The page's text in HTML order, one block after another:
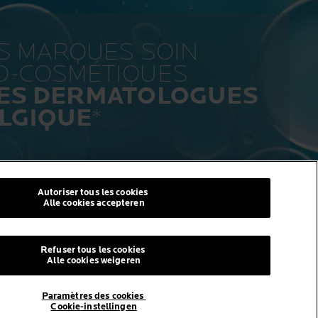
MARQUES SOIN
COSMÉTIQUES
DERMATOLOGUES
*
© La Roche-Posay
© Getty Images
Paramètres des cookies
Cookie-instellingen
Refuser tous les cookies
Alle cookies weigeren
Autoriser tous les cookies
Alle cookies accepteren